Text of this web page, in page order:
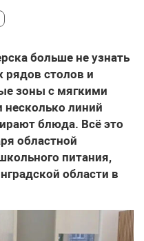
больше не узнать
столов и
зоны с мягкими
линий
блюда. Всё это
областной
питания,
области в